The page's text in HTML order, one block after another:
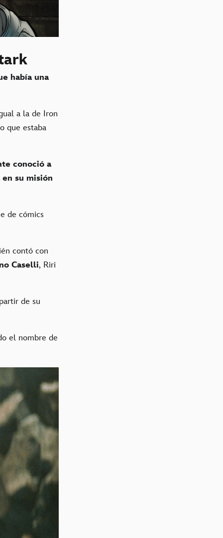
había una
a la de Iron
que estaba
conoció a
su misión
de cómics
contó con
Caselli, Riri
de su
el nombre de